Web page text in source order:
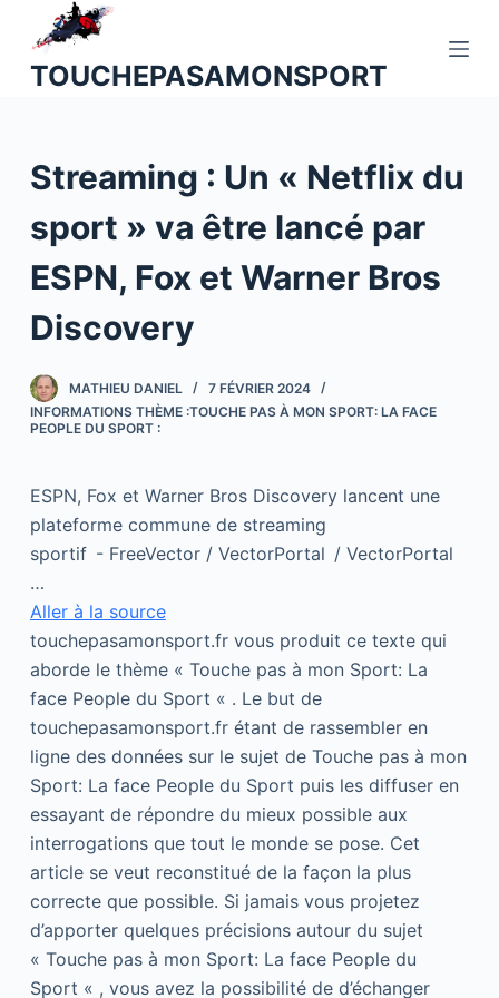
u
o
n
n
u
TOUCHEPASAMONSPORT
Streaming : Un « Netflix du
sport » va être lancé par
ESPN, Fox et Warner Bros
Discovery
MATHIEU DANIEL
7 FÉVRIER 2024
INFORMATIONS THÈME :TOUCHE PAS À MON SPORT: LA FACE
PEOPLE DU SPORT :
ESPN, Fox et Warner Bros Discovery lancent une
plateforme commune de streaming
sportif - FreeVector / VectorPortal / VectorPortal
…
Aller à la source
touchepasamonsport.fr vous produit ce texte qui
aborde le thème « Touche pas à mon Sport: La
face People du Sport « . Le but de
touchepasamonsport.fr étant de rassembler en
ligne des données sur le sujet de Touche pas à mon
Sport: La face People du Sport puis les diffuser en
essayant de répondre du mieux possible aux
interrogations que tout le monde se pose. Cet
article se veut reconstitué de la façon la plus
correcte que possible. Si jamais vous projetez
d’apporter quelques précisions autour du sujet
« Touche pas à mon Sport: La face People du
Sport « , vous avez la possibilité de d’échanger